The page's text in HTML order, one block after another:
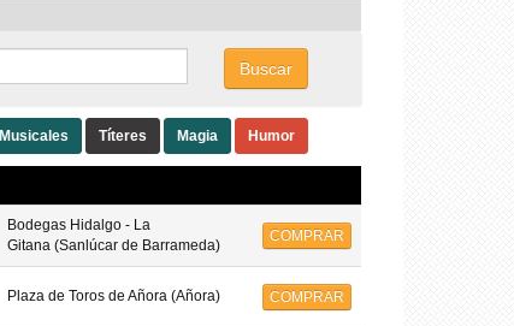
Buscar
Musicales Títeres Magia Humor
Bodegas Hidalgo - La
Gitana (Sanlúcar de Barrameda)
COMPRAR
Plaza de Toros de Añora (Añora) COMPRAR